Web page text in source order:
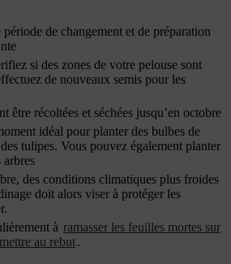
période de changement et de préparation
si des zones de votre pelouse sont
de nouveaux semis pour les
être récoltées et séchées jusqu’en octobre
idéal pour planter des bulbes de
tulipes. Vous pouvez également planter
arbres
des conditions climatiques plus froides
doit alors viser à protéger les
à ramasser les feuilles mortes sur
au rebut.